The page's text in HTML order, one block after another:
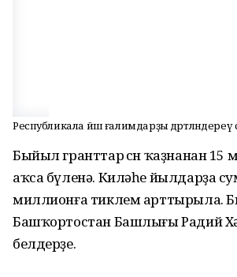
Республикала йәш ғалимдарҙы дәртләндереү
Быйыл гранттар өсөн ҡаҙнанан
аҡса бүленә. Киләһе йылдарҙа
миллионға тиклем арттырыла.
Башҡортостан Башлығы Радий
белдерҙе.